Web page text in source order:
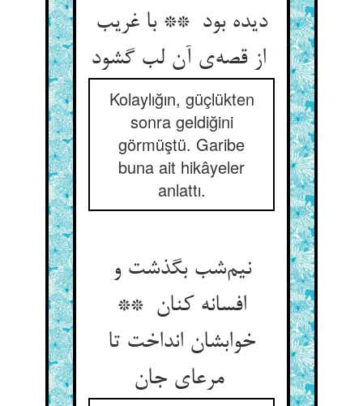
دیده بود ** با غریب
Kolaylığın, güçlükten
sonra geldiğini
görmüştü. Garibe
buna ait hikâyeler
anlattı.
نیم‌شب بگذشت و
افسانه کنان **
خوابشان انداخت تا
مرعای جان